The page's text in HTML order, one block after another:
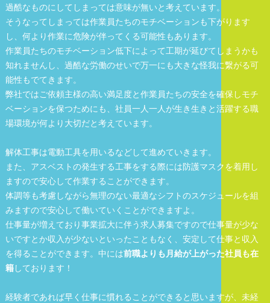
過酷なものにしてしまっては意味が無いと考えています。
そうなってしまっては作業員たちのモチベーションも下がります
し、何より作業に危険が伴ってくる可能性もあります。
作業員たちのモチベーション低下によって工期が延びてしまうかも
知れませんし、過酷な労働のせいで万一にも大きな怪我に繋がる可
能性もでてきます。
弊社ではご依頼主様の高い満足度と作業員たちの安全を確保しモチ
ベーションを保つためにも、社員一人一人が生き生きと活躍する職
場環境が何より大切だと考えています。
解体工事は電動工具を用いるなどして進めていきます。
また、アスベストの発生する工事をする際には防護マスクを着用し
ますので安心して作業することができます。
体調等も考慮しながら無理のない最適なシフトのスケジュールを組
みますので安心して働いていくことができますよ。
仕事量が増えており事業拡大に伴う求人募集ですので仕事量が少な
いですとか収入が少ないといったこともなく、安定して仕事と収入
を得ることができます。中には前職よりも月給が上がった社員も在
籍しております！
経験者であれば早く仕事に慣れることができると思いますが、未経